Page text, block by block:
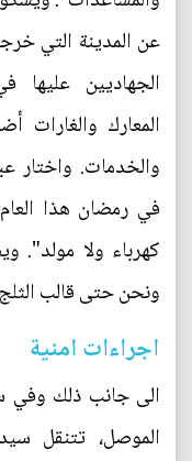
عن المدينة التي
المعارك والغارات
في رمضان هذا
كهرباء ولا مولد".
ونحن حتى قالب
اجراءات امنية
الى جانب ذلك وفي
الموصل، تتنقل